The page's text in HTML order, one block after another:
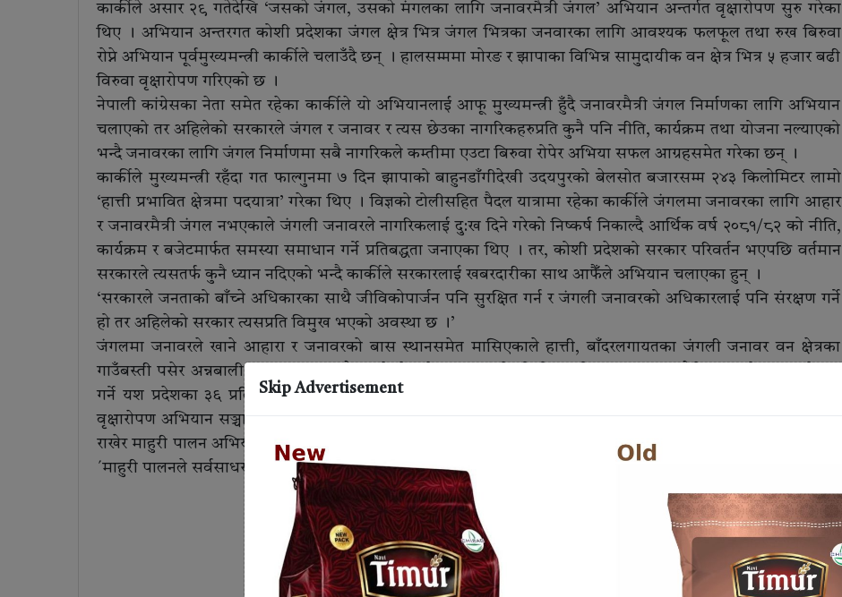
कार्कीले असार २९ गतेदेखि ‘जसकाे जंगल, उसकाे मंगलका लागि जनावरमैत्री जंगल’ अभियान अन्तर्गत वृक्षाराेपण सुरु गरेका
थिए । अभियान अन्तरगत कोशी प्रदेशका जंगल क्षेत्र भित्र जंगल भित्रका जनवारका लागि आवश्यक फलफूल तथा रुख बिरुवा
राेप्ने अभियान पूर्वमुख्यमन्त्री कार्कीले चलाउँदै छन् । हालसम्ममा मोरङ र झापाका विभिन्न सामुदायीक वन क्षेत्र भित्र ५ हजार बढी
विरुवा वृक्षारोपण गरिएको छ ।
नेपाली कांग्रेसका नेता समेत रहेका कार्कीले यो अभियानलाई आफू मुख्यमन्त्री हुँदै जनावरमैत्री जंगल निर्माणका लागि अभियान
चलाएको तर अहिलेको सरकारले जंगल र जनावर र त्यस छेउका नागरिकहरुप्रति कुनै पनि नीति, कार्यक्रम तथा योजना नल्याएको
भन्दै जनावरका लागि जंगल निर्माणमा सबै नागरिकले कम्तीमा एउटा बिरुवा रोपेर अभिया सफल आग्रहसमेत गरेका छन् ।
कार्कीले मुख्यमन्त्री रहँदा गत फाल्गुनमा ७ दिन झापाको बाहुनडाँगीदेखी उदयपुरको बेलसोत बजारसम्म २४३ किलोमिटर लामो
‘हात्ती प्रभावित क्षेत्रमा पदयात्रा’ गरेका थिए । विज्ञको टोलीसहित पैदल यात्रामा रहेका कार्कीले जंगलमा जनावरका लागि आहार
र जनावरमैत्री जंगल नभएकाले जंगली जनावरले नागरिकलाई दु:ख दिने गरेको निष्कर्ष निकाल्दै आर्थिक वर्ष २०८१/८२ को नीति,
कार्यक्रम र बजेटमार्फत समस्या समाधान गर्ने प्रतिबद्धता जनाएका थिए । तर, कोशी प्रदेशको सरकार परिवर्तन भएपछि वर्तमान
सरकारले त्यसतर्फ कुनै ध्यान नदिएको भन्दै कार्कीले सरकारलाई खबरदारीका साथ आफैँले अभियान चलाएका हुन् ।
‘सरकारले जनताको बाँच्ने अधिकारका साथै जीविकोपार्जन पनि सुरक्षित गर्न र जंगली जनावरको अधिकारलाई पनि संरक्षण गर्ने
हो तर अहिलेको सरकार त्यसप्रति विमुख भएको अवस्था छ ।’
जंगलमा जनावरले खाने आहारा र जनावरकाे बास स्थानसमेत मासिएकाले हात्ती, बाँदरलगायतका जंगली जनावर वन क्षेत्रका
गाउँबस्ती पसेर अन्नबाली, घर मास्नुका साथै मान्छेकाे समेत ज्यान लिने गरेकाे उनकाे भनाइ छ । त्यसैले जंगल क्षेत्रमा बसाेबास
गर्ने यश प्रदेशका ३६ प्रतिशत नागरिककाे जनधनकाे सुरक्षाका लागि जनावर मैत्री जंगल हुनु अहिलेकाे अपरिहार्यता भएकाले
वृक्षाराेपण अभियान सञ्चालन गरेकाे पूर्वमुख्यमन्त्री कार्कीले बताए । ´बस्ती छेउमा रहेकाे जंगलका प्रत्येक रूखमा माहुरीकाे घार
राखेर माहुरी पालन अभियानसमेत सञ्चालन गर्नु जंगली जनावरबाट सुरक्षित रहन र अर्थाेपार्जनका लागि अपरिहार्य छ,` उनले भने,
´माहुरी पालनले सर्वसाधरणले खेतबारी बीषादी प्रयाेग गर्न राेक्ने र त्यसले अर्ग्यानिक खेतिकाे सुरूवात हुन्छ ।`
Skip Advertisement